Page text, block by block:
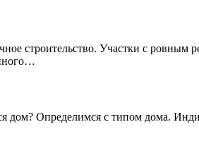
строительство. Участки с
дом? Определимся с типом дома.